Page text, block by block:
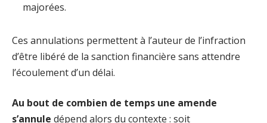
majorées.
Ces annulations permettent à l’auteur de l’infraction
d’être libéré de la sanction financière sans attendre
l’écoulement d’un délai.
Au bout de combien de temps une amende
s’annule dépend alors du contexte : soit